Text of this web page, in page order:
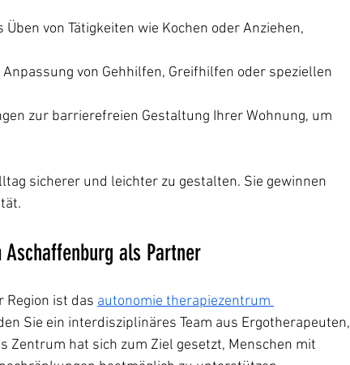
Üben von Tätigkeiten wie Kochen oder Anziehen,
von Gehhilfen, Greifhilfen oder speziellen
zur barrierefreien Gestaltung Ihrer Wohnung, um
sicherer und leichter zu gestalten. Sie gewinnen
als Partner
Region ist das autonomie therapiezentrum
Sie ein interdisziplinäres Team aus Ergotherapeuten,
Zentrum hat sich zum Ziel gesetzt, Menschen mit